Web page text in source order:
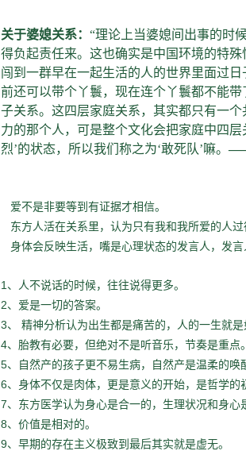
关于婆媳关系： “理论上当婆媳间出事的时
得负起责任来。这也确实是中国环境的特
闯到一群早在一起生活的人的世界里面过
前还可以带个丫鬟，现在连个丫鬟都不能
子关系。这四层家庭关系，其实都只有一
力的那个人，可是整个文化会把家庭中四
烈’的状态，所以我们称之为‘敢死队’嘛。
爱不是非要等到有证据才相信。
东方人活在关系里，认为只有我和我所爱的人
身体会反映生活，嘴是心理状态的发言人，发言
1、 人不说话的时候，往往说得更多。
2、 爱是一切的答案。
3、 精神分析认为出生都是痛苦的，人的一生就是
4、 胎教有必要，但绝对不是听音乐，节奏是重点
5、 自然产的孩子更不易生病，自然产是温柔的唤
6、 身体不仅是肉体，更是意义的开始，是哲学的
7、 东方医学认为身心是合一的，生理状况和身心
8、 价值是相对的。
9、 早期的存在主义极致到最后其实就是虚无。